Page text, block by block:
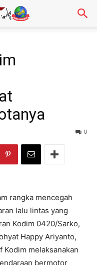
0
rangka mencegah
lalu lintas yang
Kodim 0420/Sarko,
Happy Ariyanto,
Kodim melaksanakan
bermotor